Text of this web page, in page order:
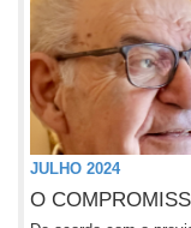
JULHO 2024
O